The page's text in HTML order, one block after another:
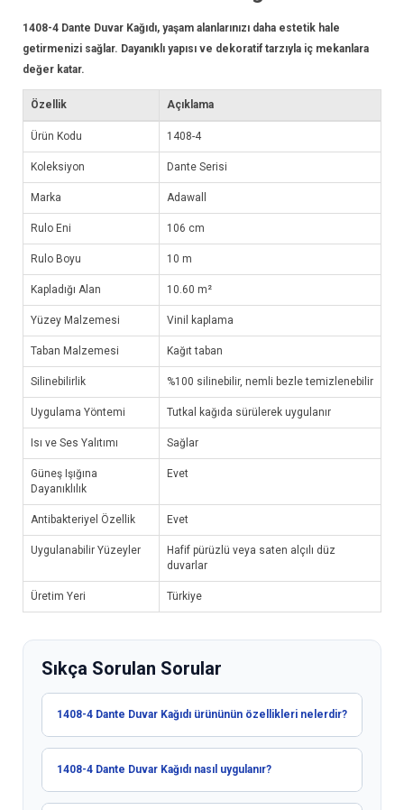
1408-4 Dante Duvar Kağıdı, yaşam alanlarınızı daha estetik hale
getirmenizi sağlar. Dayanıklı yapısı ve dekoratif tarzıyla iç mekanlara
değer katar.
Özellik Açıklama
Ürün Kodu 1408-4
Koleksiyon Dante Serisi
Marka Adawall
Rulo Eni 106 cm
Rulo Boyu 10 m
Kapladığı Alan 10.60 m²
Yüzey Malzemesi Vinil kaplama
Taban Malzemesi Kağıt taban
Silinebilirlik %100 silinebilir, nemli bezle temizlenebilir
Uygulama Yöntemi Tutkal kağıda sürülerek uygulanır
Isı ve Ses Yalıtımı Sağlar
Güneş Işığına
Dayanıklılık
Evet
Antibakteriyel Özellik Evet
Uygulanabilir Yüzeyler
Hafif pürüzlü veya saten alçılı düz
duvarlar
Üretim Yeri Türkiye
Sıkça Sorulan Sorular
1408-4 Dante Duvar Kağıdı ürününün özellikleri nelerdir?
1408-4 Dante Duvar Kağıdı nasıl uygulanır?